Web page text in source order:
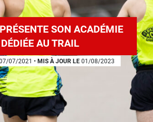
SON ACADÉMIE
DÉDIÉE AU TRAIL
07/2021 • MIS À JOUR LE 01/08/2023